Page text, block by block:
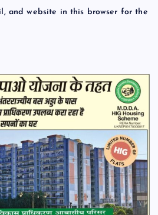
and website in this browser for the